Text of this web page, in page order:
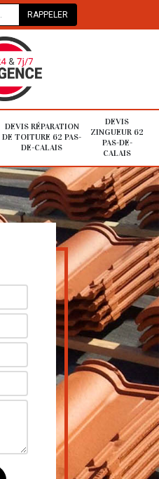
DEVIS RÉPARATION
DE TOITURE 62 PAS-
DE-CALAIS
DEVIS
ZINGUEUR 62
PAS-DE-
CALAIS